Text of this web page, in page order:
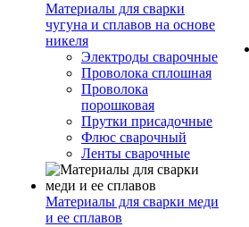
Материалы для сварки
чугуна и сплавов на основе
никеля
Электроды сварочные
Проволока сплошная
Проволока
порошковая
Прутки присадочные
Флюс сварочный
Ленты сварочные
Материалы для сварки меди
и ее сплавов